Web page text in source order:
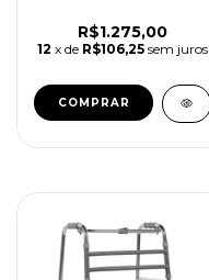
R$1.275,00
12 x de R$106,25 sem juros